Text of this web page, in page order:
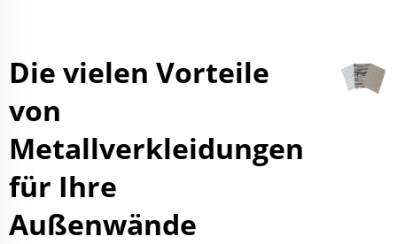
Die vielen Vorteile
von
Metallverkleidungen
für Ihre
Außenwände